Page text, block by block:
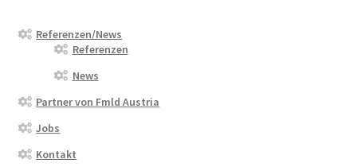
Referenzen/News
Referenzen
News
Partner von Fmld Austria
Jobs
Kontakt